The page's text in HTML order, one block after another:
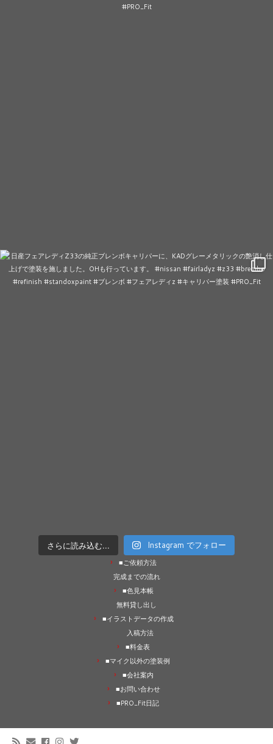
さらに読み込む... Instagram でフォロー
■ご依頼方法
完成までの流れ
■色見本帳
無料貸し出し
■イラストデータの作成
入稿方法
■料金表
■マイク以外の塗装例
■会社案内
■お問い合わせ
■PRO_Fit日記